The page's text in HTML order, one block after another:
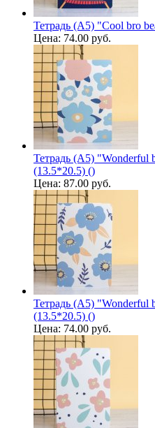
Тетрадь (A5) "Cool bro
Цена: 74.00 руб.
Тетрадь (A5) "Wonderful
(13.5*20.5) ()
Цена: 87.00 руб.
Тетрадь (A5) "Wonderful
(13.5*20.5) ()
Цена: 74.00 руб.